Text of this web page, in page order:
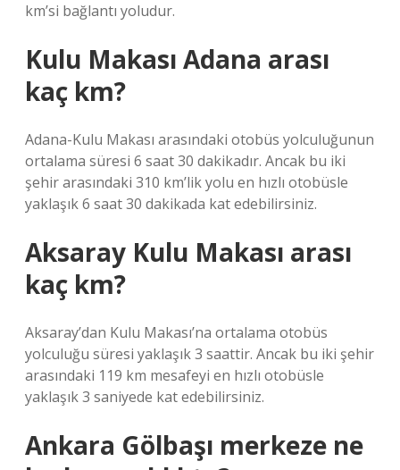
km’si bağlantı yoludur.
Kulu Makası Adana arası
kaç km?
Adana-Kulu Makası arasındaki otobüs yolculuğunun
ortalama süresi 6 saat 30 dakikadır. Ancak bu iki
şehir arasındaki 310 km’lik yolu en hızlı otobüsle
yaklaşık 6 saat 30 dakikada kat edebilirsiniz.
Aksaray Kulu Makası arası
kaç km?
Aksaray’dan Kulu Makası’na ortalama otobüs
yolculuğu süresi yaklaşık 3 saattir. Ancak bu iki şehir
arasındaki 119 km mesafeyi en hızlı otobüsle
yaklaşık 3 saniyede kat edebilirsiniz.
Ankara Gölbaşı merkeze ne